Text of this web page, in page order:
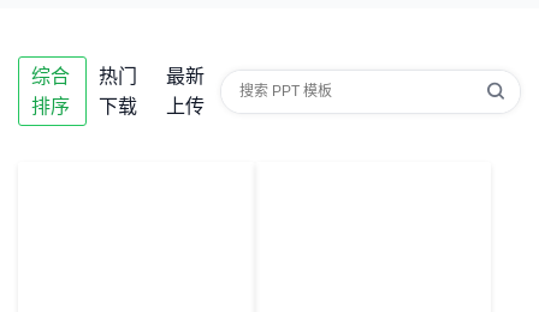
综合
排序
热门
下载
最新
上传